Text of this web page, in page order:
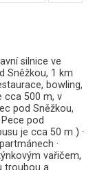
silnice ve
Sněžkou, 1 km
bowling,
cca 500 m, v
pod Sněžkou,
pod
je cca 50 m ) ·
·
vařičem,
troubou a